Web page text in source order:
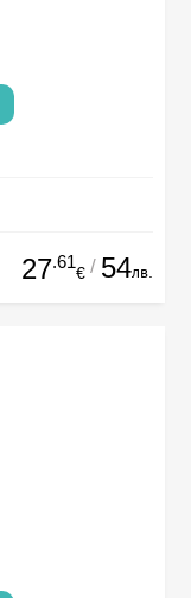
27.61
€ / 54лв.